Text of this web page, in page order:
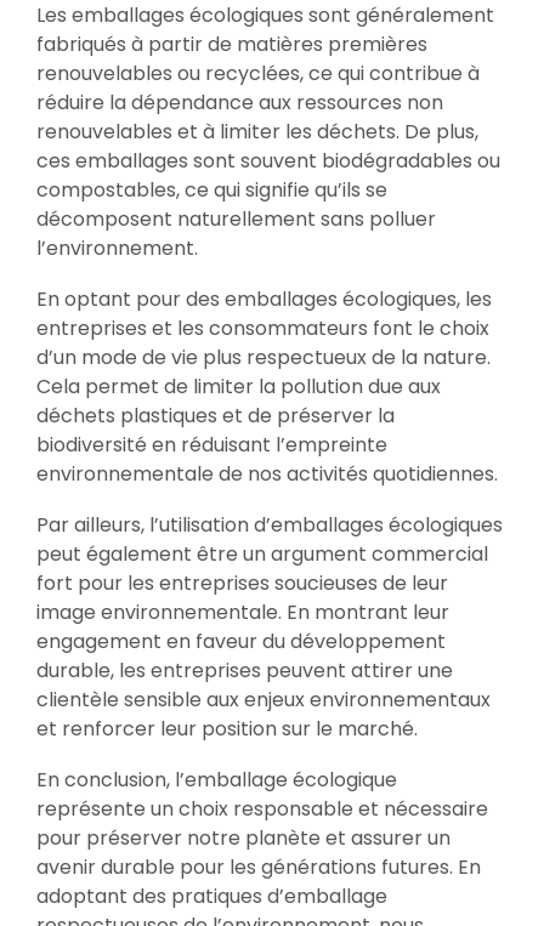
Les emballages écologiques sont généralement
fabriqués à partir de matières premières
renouvelables ou recyclées, ce qui contribue à
réduire la dépendance aux ressources non
renouvelables et à limiter les déchets. De plus,
ces emballages sont souvent biodégradables ou
compostables, ce qui signifie qu’ils se
décomposent naturellement sans polluer
l’environnement.
En optant pour des emballages écologiques, les
entreprises et les consommateurs font le choix
d’un mode de vie plus respectueux de la nature.
Cela permet de limiter la pollution due aux
déchets plastiques et de préserver la
biodiversité en réduisant l’empreinte
environnementale de nos activités quotidiennes.
Par ailleurs, l’utilisation d’emballages écologiques
peut également être un argument commercial
fort pour les entreprises soucieuses de leur
image environnementale. En montrant leur
engagement en faveur du développement
durable, les entreprises peuvent attirer une
clientèle sensible aux enjeux environnementaux
et renforcer leur position sur le marché.
En conclusion, l’emballage écologique
représente un choix responsable et nécessaire
pour préserver notre planète et assurer un
avenir durable pour les générations futures. En
adoptant des pratiques d’emballage